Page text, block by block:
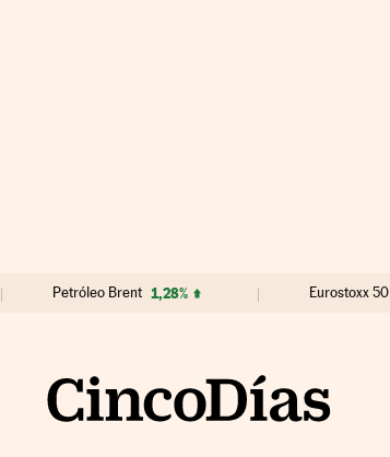
Petróleo Brent 1,28% Eurostoxx 50